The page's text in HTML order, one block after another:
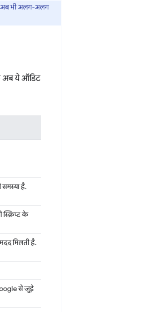
भी अलग-अलग
अब ये ऑडिट
है.
स्क्रिप्ट के
मिलती है.
से जुड़े